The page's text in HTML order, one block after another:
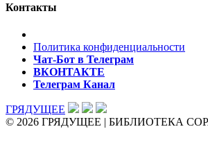
Контакты
Политика конфиденциальности
Чат-Бот в Телеграм
ВКОНТАКТЕ
Телеграм Канал
ГРЯДУЩЕЕ
© 2026 ГРЯДУЩЕЕ | БИБЛИОТЕКА